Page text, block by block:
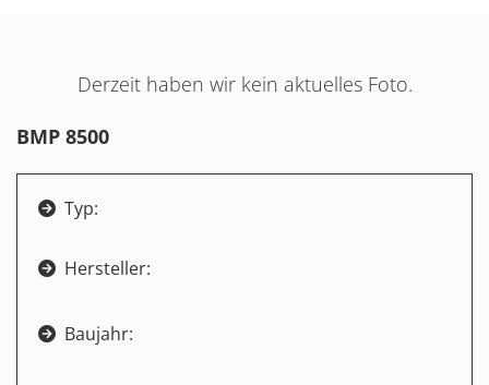
Derzeit haben wir kein aktuelles Foto.
BMP 8500
 Typ:
 Hersteller:
 Baujahr: